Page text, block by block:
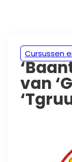
Cursussen
van